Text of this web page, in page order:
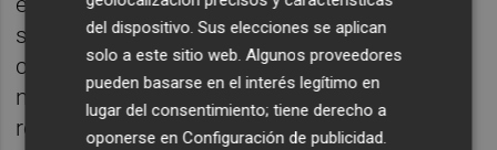
solo perdemos visibilidad para el sector
cerámico, sino también oportunidades para
nuestras pymes, para nuestros hoteles,
restaurantes, comercios y servicios de
del dispositivo. Sus elecciones se aplican
solo a este sitio web. Algunos proveedores
pueden basarse en el interés legítimo en
lugar del consentimiento; tiene derecho a
oponerse enConfiguración de publicidad